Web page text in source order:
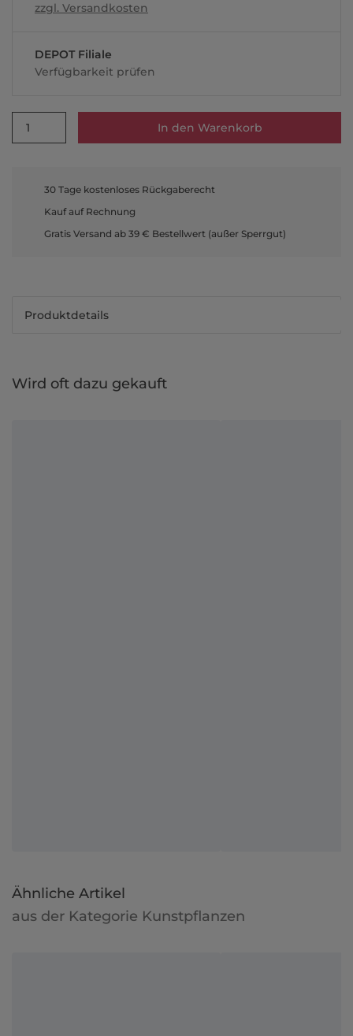
zzgl. Versandkosten
DEPOT Filiale
Verfügbarkeit prüfen
1 In den Warenkorb
30 Tage kostenloses Rückgaberecht
Kauf auf Rechnung
Gratis Versand ab 39 € Bestellwert (außer Sperrgut)
Produktdetails
Wird oft dazu gekauft
Ähnliche Artikel
aus der Kategorie Kunstpflanzen